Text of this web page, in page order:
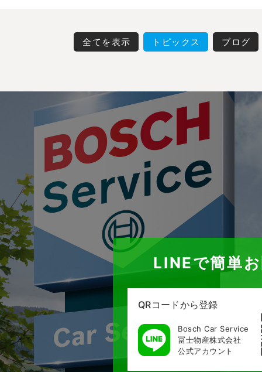
全てを表示 トピックス ブログ
LINEで簡単
QRコードから登録
Bosch Car Service
冨士物産株式会社
公式アカウント